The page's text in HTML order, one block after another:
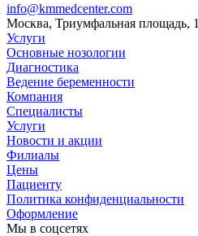
info@kmmedcenter.com
Москва, Триумфальная площадь, 1
Услуги
Основные нозологии
Диагностика
Ведение беременности
Компания
Специалисты
Услуги
Новости и акции
Филиалы
Цены
Пациенту
Политика конфиденциальности
Оформление
Мы в соцсетях